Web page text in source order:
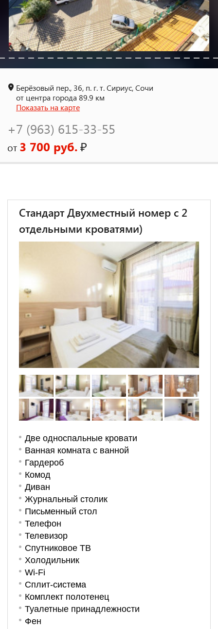
Берёзовый пер., 36, п. г. т. Сириус, Сочи
от центра города 89.9 км
Показать на карте
+7 (963) 615-33-55
от 3 700 руб.₽
Стандарт Двухместный номер с 2
отдельными кроватями)
Две односпальные кровати
Ванная комната с ванной
Гардероб
Комод
Диван
Журнальный столик
Письменный стол
Телефон
Телевизор
Спутниковое ТВ
Холодильник
Wi-Fi
Сплит-система
Комплект полотенец
Туалетные принадлежности
Фен